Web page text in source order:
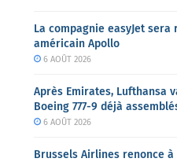
La compagnie easyJet
américain Apollo
6 AOÛT 2026
Après Emirates, Lufthansa
Boeing 777-9 déjà
6 AOÛT 2026
Brussels Airlines renonce